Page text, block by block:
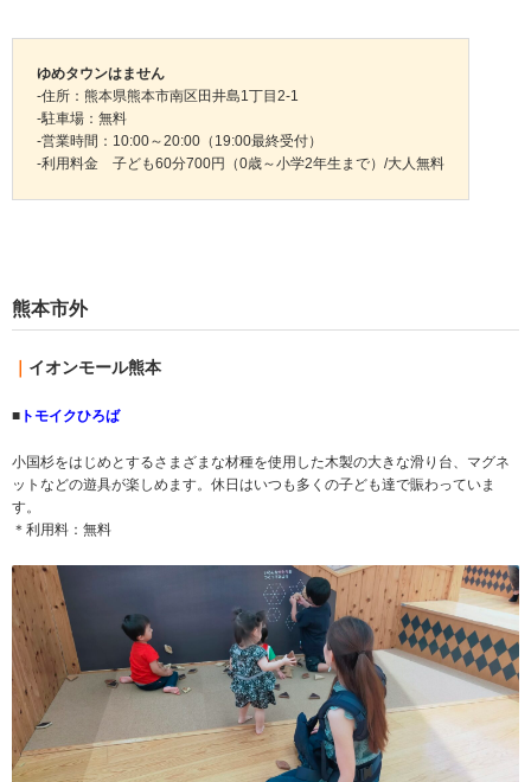
ゆめタウンはません
-住所：熊本県熊本市南区田井島1丁目2-1
-駐車場：無料
-営業時間：10:00～20:00（19:00最終受付）
-利用料金 子ども60分700円（0歳～小学2年生まで）/大人無料
熊本市外
イオンモール熊本
■ トモイクひろば
小国杉をはじめとするさまざまな材種を使用した木製の大きな滑り台、マグネ
ットなどの遊具が楽しめます。休日はいつも多くの子ども達で賑わっていま
す。
＊利用料：無料